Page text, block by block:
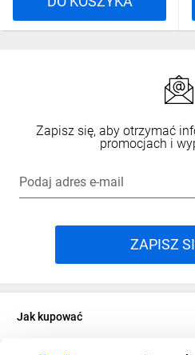
Zapisz się, aby otrzymać
promocjach i
Podaj adres e-mail
ZAPISZ
Jak kupować